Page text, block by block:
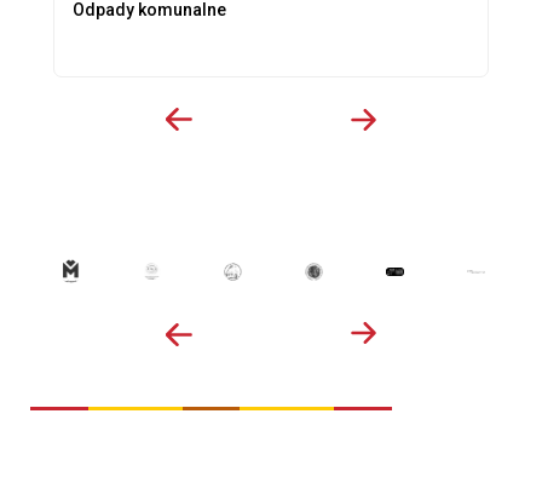
Odpady komunalne